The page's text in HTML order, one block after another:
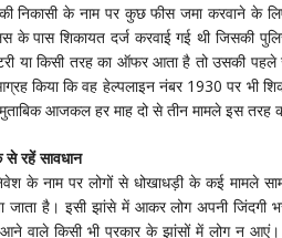
की निकासी के नाम पर कुछ फीस जमा करवाने के
के पास शिकायत दर्ज करवाई गई थी जिसकी
या किसी तरह का ऑफर आता है तो उसकी
किया कि वह हेल्पलाइन नंबर 1930 पर भी
आजकल हर माह दो से तीन मामले इस तरह
से रहें सावधान
के नाम पर लोगों से धोखाधड़ी के कई मामले
जाता है। इसी झांसे में आकर लोग अपनी जिंदगी
वाले किसी भी प्रकार के झांसों में लोग न आएं।